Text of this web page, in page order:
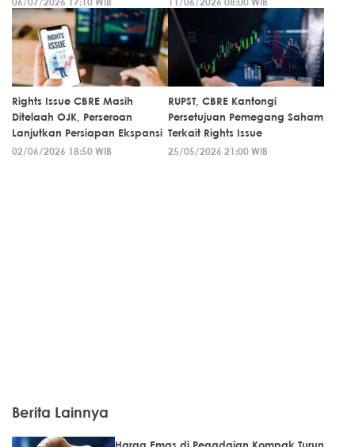
Rights Issue CBRE Masih
Ditelaah OJK, Perseroan
Lanjutkan Persiapan Ekspansi
02/06/2026 18:50 WIB
RUPST, CBRE Kantongi
Persetujuan Pemegang Saham
Terkait Rights Issue
25/05/2026 21:00 WIB
Berita Lainnya
Harga Emas di Pegadaian Kompak Turun,